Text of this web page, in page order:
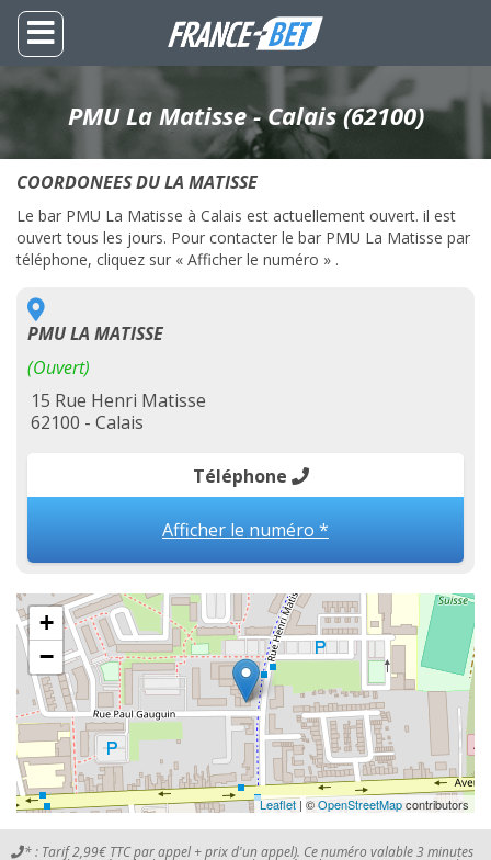
PMU La Matisse - Calais (62100)
COORDONEES DU LA MATISSE
Le bar PMU La Matisse à Calais est actuellement ouvert. il est
ouvert tous les jours. Pour contacter le bar PMU La Matisse par
téléphone, cliquez sur « Afficher le numéro » .
PMU LA MATISSE
(Ouvert)
15 Rue Henri Matisse
62100 - Calais
Téléphone
Afficher le numéro *
+
−
Leaflet| ©OpenStreetMapcontributors
* : Tarif 2,99€ TTC par appel + prix d'un appel). Ce numéro valable 3 minutes